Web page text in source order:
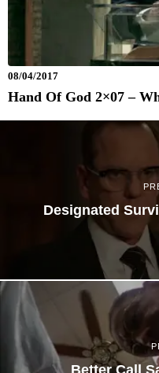
08/04/2017
Hand Of God 2×07 –
Designated